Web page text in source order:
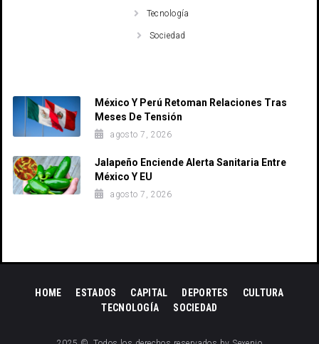
Tecnología
Sociedad
México Y Perú Retoman Relaciones Tras
Meses De Tensión
agosto 7, 2026
Jalapeño Enciende Alerta Sanitaria Entre
México Y EU
agosto 7, 2026
HOME ESTADOS CAPITAL DEPORTES
CULTURA
TECNOLOGÍA
SOCIEDAD